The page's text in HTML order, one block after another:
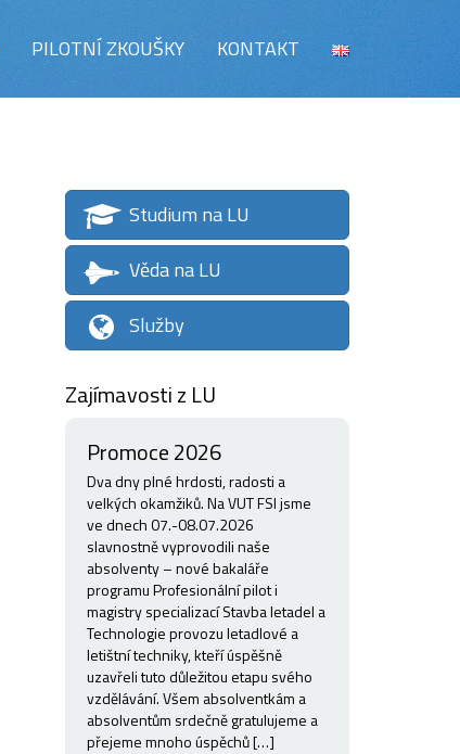
PILOTNÍ ZKOUŠKY KONTAKT
Studium na LU
Věda na LU
Služby
Zajímavosti z LU
Promoce 2026
Dva dny plné hrdosti, radosti a
velkých okamžiků. Na VUT FSI jsme
ve dnech 07.-08.07.2026
slavnostně vyprovodili naše
absolventy – nové bakaláře
programu Profesionální pilot i
magistry specializací Stavba letadel a
Technologie provozu letadlové a
letištní techniky, kteří úspěšně
uzavřeli tuto důležitou etapu svého
vzdělávání. Všem absolventkám a
absolventům srdečně gratulujeme a
přejeme mnoho úspěchů […]